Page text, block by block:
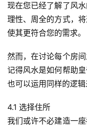
现在您已经了解了风
理性、周全的方式，
使其更符合您的需求。
然而，在讨论每个房
记得风水是如何帮助
也可以运用同样的逻辑
4.1 选择住所
我们或许不必建造一